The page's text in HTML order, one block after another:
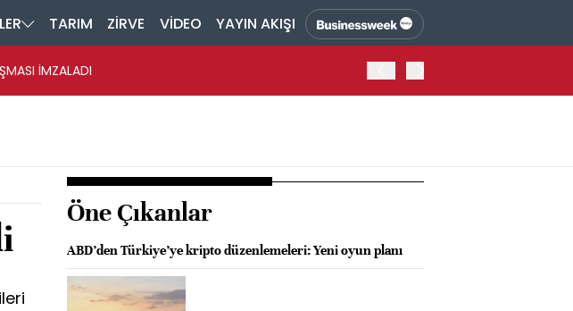
TARIM ZİRVE VİDEO YAYIN AKIŞI
İMZALADI
Öne Çıkanlar
ABD’den Türkiye’ye kripto düzenlemeleri: Yeni oyun planı